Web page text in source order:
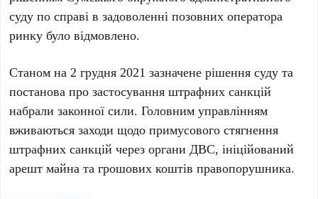
суду по справі в задоволенні позовних оператора
ринку було відмовлено.
Станом на 2 грудня 2021 зазначене рішення суду та
постанова про застосування штрафних санкцій
набрали законної сили. Головним управлінням
вживаються заходи щодо примусового стягнення
штрафних санкцій через органи ДВС, ініційований
арешт майна та грошових коштів правопорушника.